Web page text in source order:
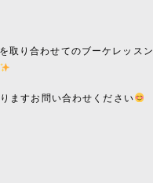
取り合わせてのブーケレッスン
ますお問い合わせください